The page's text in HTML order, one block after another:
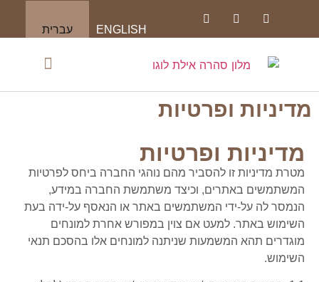
ENGLISH עברית
מדיניות ופרטיות
מדיניות ופרטיות
מטרת מדיניות זו להסביר מהם נוהגי החברה ביחס לפרטיות
המשתמשים באתרים, וכיצד משתמשת החברה במידע,
הנמסר לה על-ידי המשתמשים באתר או הנאסף על-ידה בעת
השימוש באתר. למעט אם צוין במפורש אחרת למונחים
מוגדרים תהא המשמעות שניתנה למונחים אלו בהסכם תנאי
השימוש.